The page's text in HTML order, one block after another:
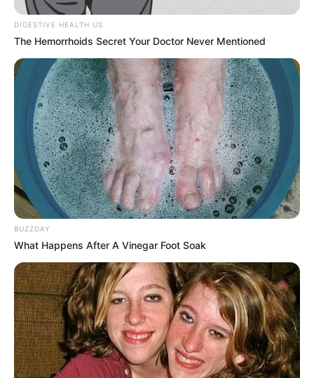
DIGESTIVE HEALTH US
The Hemorrhoids Secret Your Doctor Never Mentioned
BUZZDAY
What Happens After A Vinegar Foot Soak